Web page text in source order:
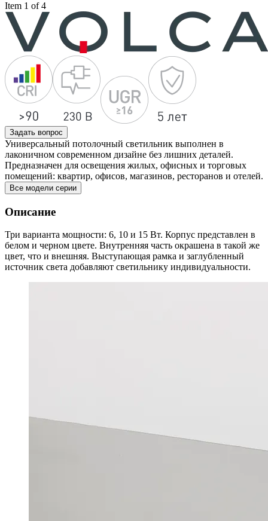
Item 1 of 4
Задать вопрос
Универсальный потолочный светильник выполнен в
лаконичном современном дизайне без лишних деталей.
Предназначен для освещения жилых, офисных и торговых
помещений: квартир, офисов, магазинов, ресторанов и отелей.
Все модели серии
Описание
Три варианта мощности: 6, 10 и 15 Вт. Корпус представлен в
белом и черном цвете. Внутренняя часть окрашена в такой же
цвет, что и внешняя. Выступающая рамка и заглубленный
источник света добавляют светильнику индивидуальности.